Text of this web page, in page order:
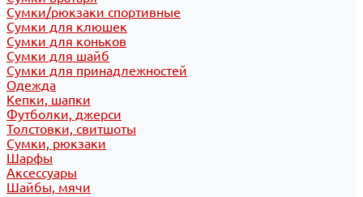
Сумки/рюкзаки спортивные
Сумки для клюшек
Сумки для коньков
Сумки для шайб
Сумки для принадлежностей
Одежда
Кепки, шапки
Футболки, джерси
Толстовки, свитшоты
Сумки, рюкзаки
Шарфы
Аксессуары
Шайбы, мячи